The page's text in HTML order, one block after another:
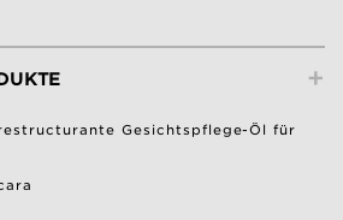
+
Gesichtspflege-Öl für